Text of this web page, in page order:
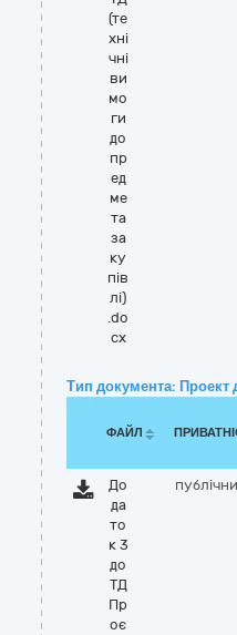
(те
хні
чні
ви
мо
ги
до
пр
ед
ме
та
за
ку
пів
лі)
.do
cx
Тип документа: Проект
ФАЙЛ
До
да
то
к 3
до
ТД
Пр
оє